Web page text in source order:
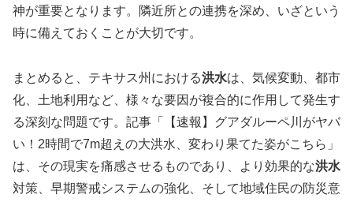
神が重要となります。隣近所との連携を深め、いざという
時に備えておくことが大切です。
まとめると、テキサス州における洪水は、気候変動、都市
化、土地利用など、様々な要因が複合的に作用して発生す
る深刻な問題です。記事「【速報】グアダルーペ川がヤバ
い！2時間で7m超えの大洪水、変わり果てた姿がこちら」
は、その現実を痛感させるものであり、より効果的な洪水
対策、早期警戒システムの強化、そして地域住民の防災意